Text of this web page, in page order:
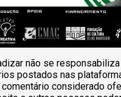
não se
postados nas
comentário considerado